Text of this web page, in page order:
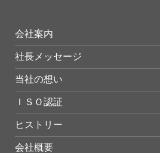
会社案内
社長メッセージ
当社の想い
ＩＳＯ認証
ヒストリー
会社概要